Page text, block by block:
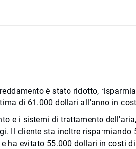
è stato ridotto,
di 61.000 dollari all'anno in
e i sistemi di trattamento
Il cliente sta inoltre risparmiando
ha evitato 55.000 dollari in costi